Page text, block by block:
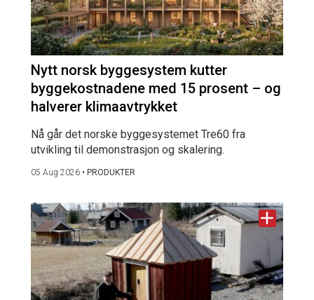
Nytt norsk byggesystem kutter
byggekostnadene med 15 prosent – og
halverer klimaavtrykket
Nå går det norske byggesystemet Tre60 fra
utvikling til demonstrasjon og skalering.
05 Aug 2026 • PRODUKTER